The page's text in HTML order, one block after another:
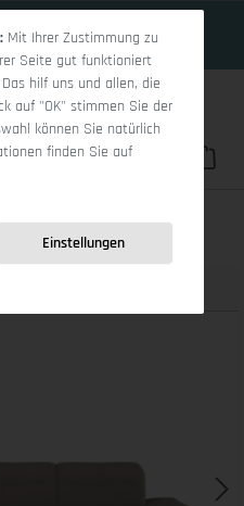
Du hast 0
L
Mit Ihrer Zustimmung zu
Seite gut funktioniert
hilf uns und allen, die
auf "OK" stimmen Sie der
können Sie natürlich
finden Sie auf
Einstellungen